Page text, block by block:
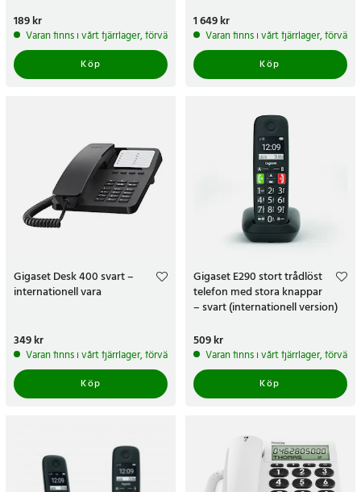
Pris:189 kr
189 kr
Varan finns i vårt fjärrlager, förväntas skickas inom 5-7 arbetsdagar
Köp
Pris:1 649 kr
1 649 kr
Varan finns i vårt fjärrlager,
Köp
Gigaset Desk 400 svart –
internationell vara
Pris:349 kr
349 kr
Varan finns i vårt fjärrlager, förväntas skickas inom 5-7 arbetsdagar
Köp
Gigaset E290 stort trådlöst
telefon med stora knappar
– svart (internationell version)
Pris:509 kr
509 kr
Varan finns i vårt fjärrlager,
Köp